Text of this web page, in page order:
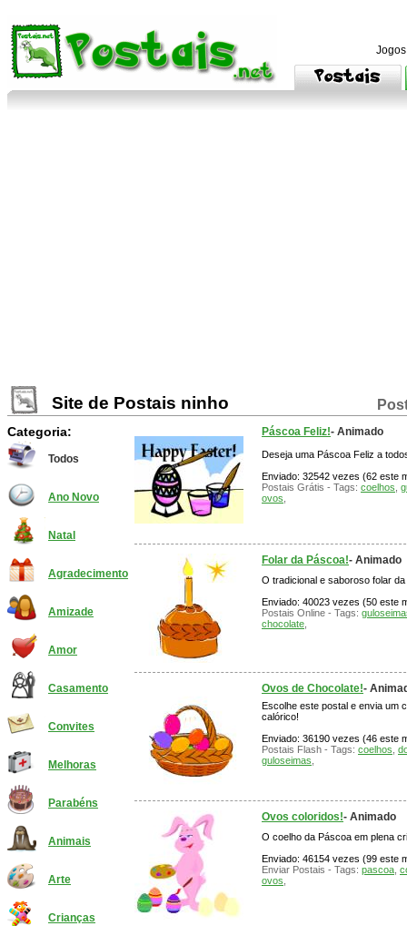
Site de Postais ninho
Categoria:
Todos
Ano Novo
Natal
Agradecimento
Amizade
Amor
Casamento
Convites
Melhoras
Parabéns
Animais
Arte
Crianças
Páscoa Feliz!- Animado
Deseja uma Páscoa Feliz a
Enviado: 32542 vezes (62 este
Postais Grátis - Tags: coelhos
ovos
Folar da Páscoa!- Animado
O tradicional e saboroso folar
Enviado: 40023 vezes (50 este
Postais Online - Tags:
chocolate
Ovos de Chocolate!-
Escolhe este postal e envia um
calórico!
Enviado: 36190 vezes (46 este
Postais Flash - Tags: coelhos
guloseimas
Ovos coloridos!- Animado
O coelho da Páscoa em plena
Enviado: 46154 vezes (99 este
Enviar Postais - Tags: pascoa
ovos